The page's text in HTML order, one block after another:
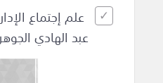
علم إجتماع
عبد الهادي